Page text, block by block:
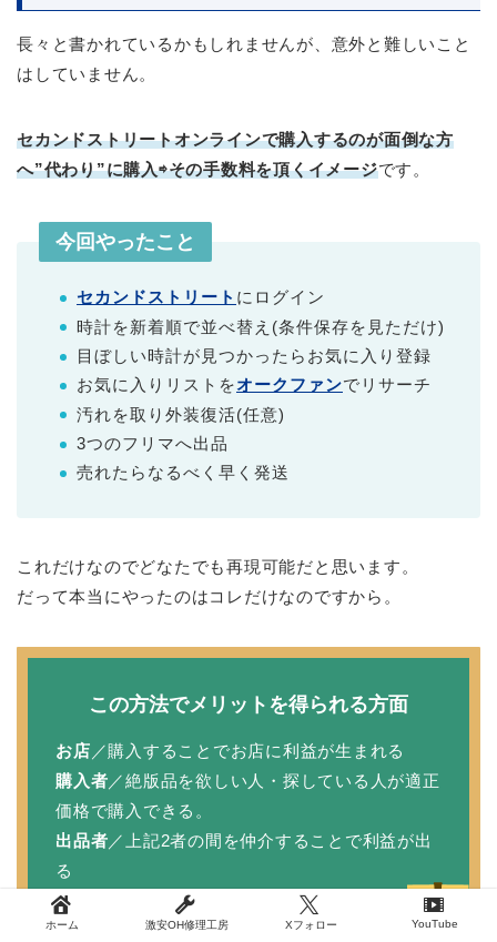
長々と書かれているかもしれませんが、意外と難しいこと
はしていません。
セカンドストリートオンラインで購入するのが面倒な方
へ”代わり”に購入⇨その手数料を頂くイメージです。
今回やったこと
セカンドストリート にログイン
時計を新着順で並べ替え(条件保存を見ただけ)
目ぼしい時計が見つかったらお気に入り登録
お気に入りリストをオークファンでリサーチ
汚れを取り外装復活(任意)
3つのフリマへ出品
売れたらなるべく早く発送
これだけなのでどなたでも再現可能だと思います。
だって本当にやったのはコレだけなのですから。
この方法でメリットを得られる方面
お店 ／購入することでお店に利益が生まれる
購入者／絶版品を欲しい人・探している人が適正
価格で購入できる。
出品者／上記2者の間を仲介することで利益が出
る
ホーム 激安OH修理工房 Xフォロー YouTube